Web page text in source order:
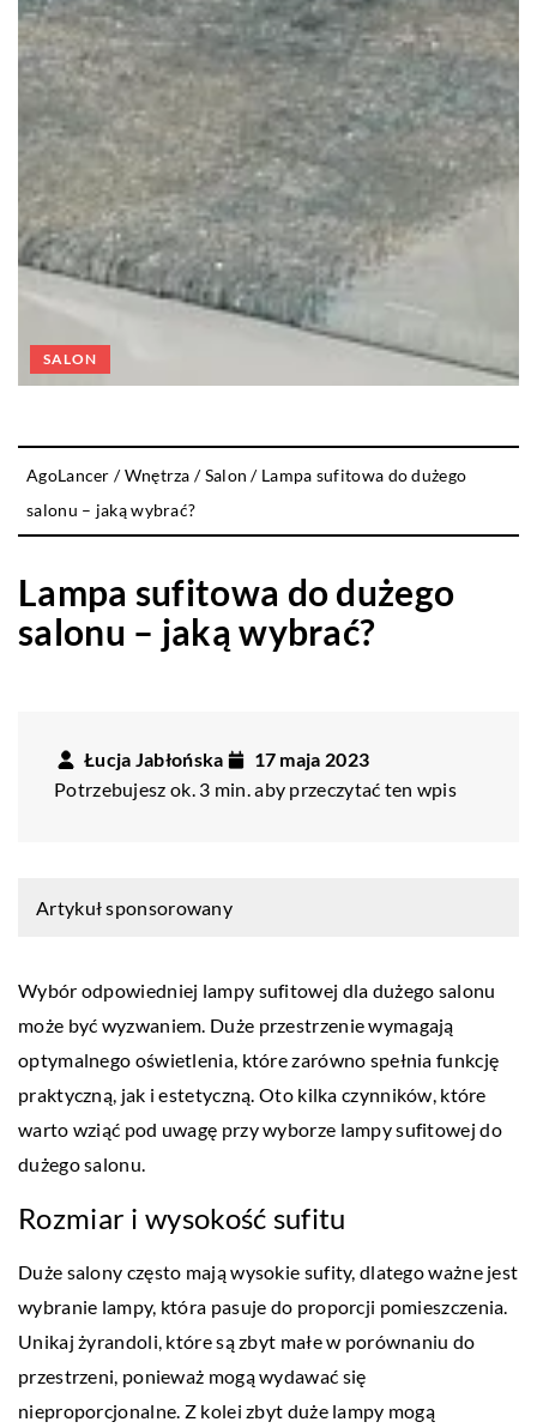
SALON
AgoLancer /Wnętrza /Salon / Lampa sufitowa do dużego
salonu – jaką wybrać?
Lampa sufitowa do dużego
salonu – jaką wybrać?
Łucja Jabłońska
17 maja 2023
Potrzebujesz ok. 3 min. aby przeczytać ten wpis
Artykuł sponsorowany
Wybór odpowiedniej lampy sufitowej dla dużego salonu
może być wyzwaniem. Duże przestrzenie wymagają
optymalnego oświetlenia, które zarówno spełnia funkcję
praktyczną, jak i estetyczną. Oto kilka czynników, które
warto wziąć pod uwagę przy wyborze lampy sufitowej do
dużego salonu.
Rozmiar i wysokość sufitu
Duże salony często mają wysokie sufity, dlatego ważne jest
wybranie lampy, która pasuje do proporcji pomieszczenia.
Unikaj żyrandoli, które są zbyt małe w porównaniu do
przestrzeni, ponieważ mogą wydawać się
nieproporcjonalne. Z kolei zbyt duże lampy mogą